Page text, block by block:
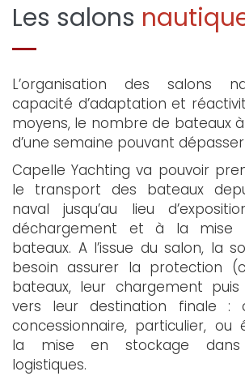
Les salons
L’organisation des salons
capacité d’adaptation et
moyens, le nombre de bateaux
d’une semaine pouvant
Capelle Yachting va pouvoir
le transport des bateaux
naval jusqu’au lieu
déchargement et à la mise
bateaux. A l’issue du salon, la
besoin assurer la protection
bateaux, leur chargement
vers leur destination finale :
concessionnaire, particulier, ou
la mise en stockage
logistiques.